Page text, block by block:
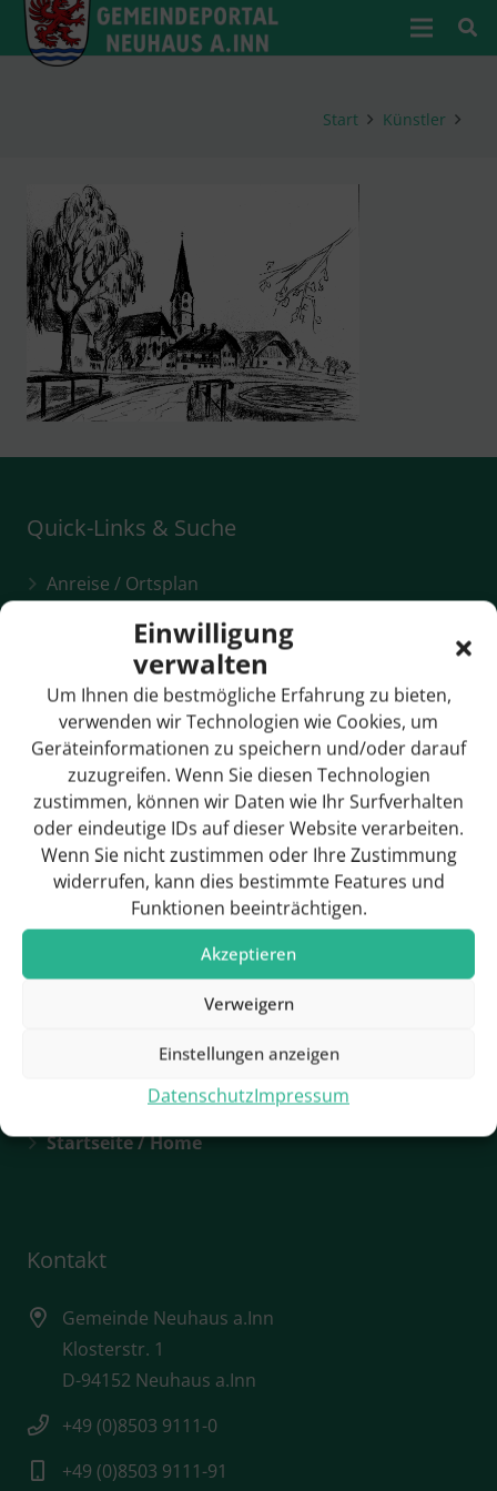
Einwilligung
verwalten
Um Ihnen die bestmögliche Erfahrung zu bieten,
verwenden wir Technologien wie Cookies, um
Geräteinformationen zu speichern und/oder darauf
zuzugreifen. Wenn Sie diesen Technologien
zustimmen, können wir Daten wie Ihr Surfverhalten
oder eindeutige IDs auf dieser Website verarbeiten.
Wenn Sie nicht zustimmen oder Ihre Zustimmung
widerrufen, kann dies bestimmte Features und
Funktionen beeinträchtigen.
Akzeptieren
Verweigern
Einstellungen anzeigen
DatenschutzImpressum
Start Künstler
Quick-Links & Suche
Anreise / Ortsplan
Bildergalerie
Breitbandversorgung
Bürgermeister
Gemeinderat
Geschichte
Hotels & Pensionen
Rathaus / Ansprechpartner
Rathaus / Öffnungszeiten
Sehenswürdigkeiten
Städtebauförderung
Startseite / Home
Kontakt
Gemeinde Neuhaus a.Inn
Klosterstr. 1
D-94152 Neuhaus a.Inn
+49 (0)8503 9111-0
+49 (0)8503 9111-91